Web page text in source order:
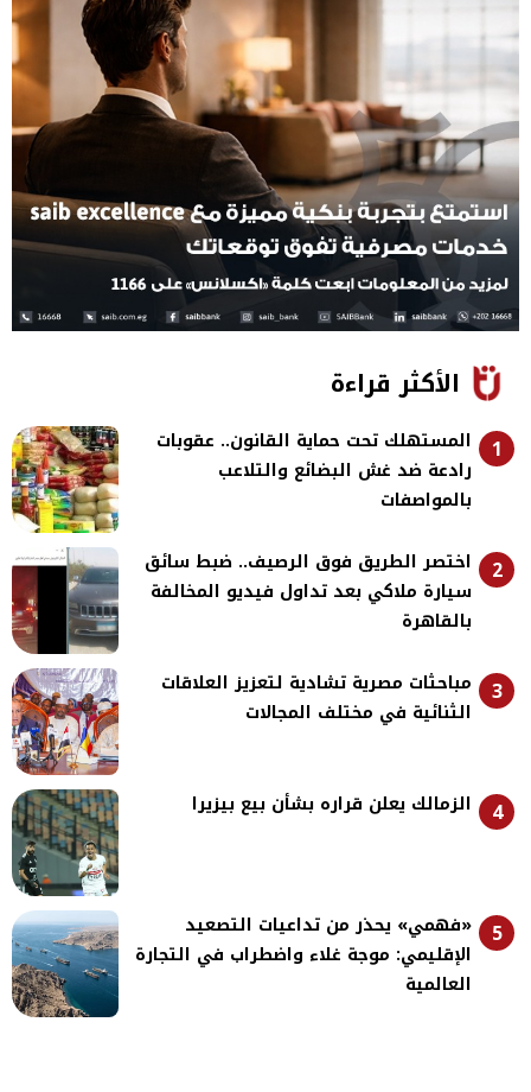
الأكثر قراءة
1
المستهلك تحت حماية القانون.. عقوبات
رادعة ضد غش البضائع والتلاعب
بالمواصفات
2
اختصر الطريق فوق الرصيف.. ضبط سائق
سيارة ملاكي بعد تداول فيديو المخالفة
بالقاهرة
3
مباحثات مصرية تشادية لتعزيز العلاقات
الثنائية في مختلف المجالات
4 الزمالك يعلن قراره بشأن بيع بيزيرا
5
«فهمي» يحذر من تداعيات التصعيد
الإقليمي: موجة غلاء واضطراب في التجارة
العالمية